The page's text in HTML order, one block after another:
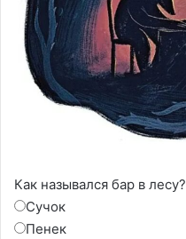
Как назывался бар в лесу?
Сучок
Пенек